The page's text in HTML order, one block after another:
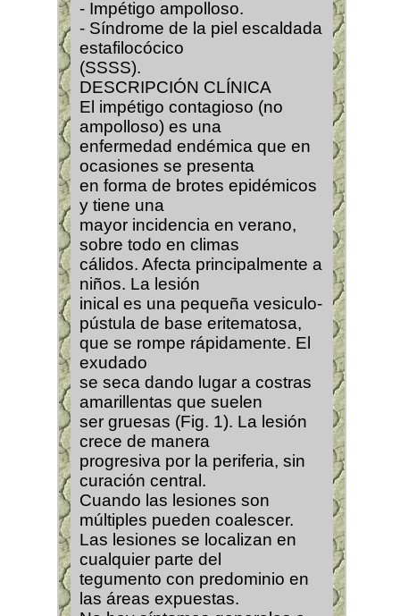
- Impétigo ampolloso.
- Síndrome de la piel escaldada
estafilocócico
(SSSS).
DESCRIPCIÓN CLÍNICA
El impétigo contagioso (no
ampolloso) es una
enfermedad endémica que en
ocasiones se presenta
en forma de brotes epidémicos
y tiene una
mayor incidencia en verano,
sobre todo en climas
cálidos. Afecta principalmente a
niños. La lesión
inical es una pequeña vesiculo-
pústula de base eritematosa,
que se rompe rápidamente. El
exudado
se seca dando lugar a costras
amarillentas que suelen
ser gruesas (Fig. 1). La lesión
crece de manera
progresiva por la periferia, sin
curación central.
Cuando las lesiones son
múltiples pueden coalescer.
Las lesiones se localizan en
cualquier parte del
tegumento con predominio en
las áreas expuestas.